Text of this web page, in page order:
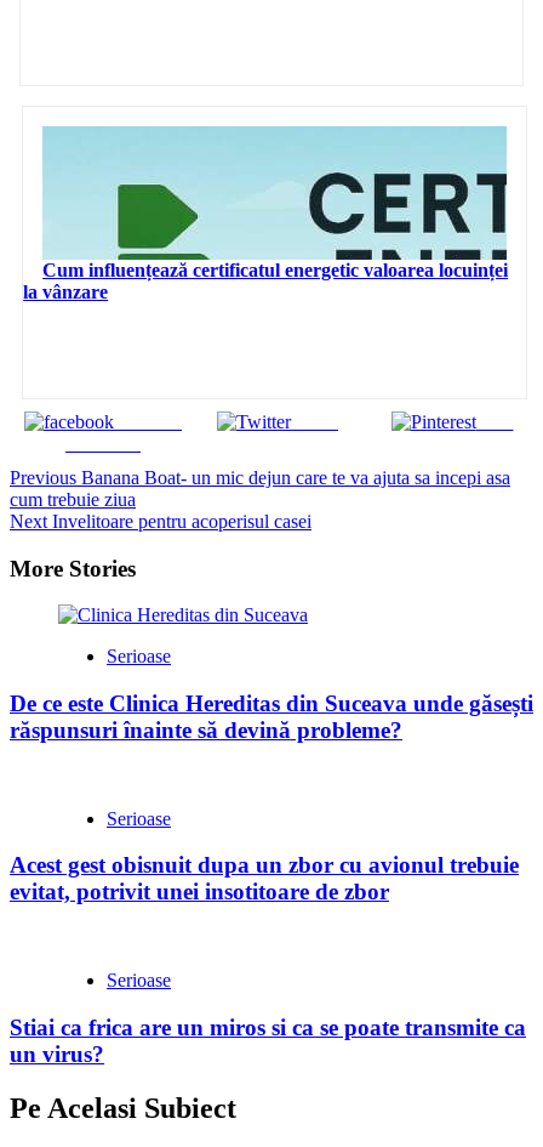
Cum influențează certificatul energetic valoarea locuinței
la vânzare
Tweet Save
Continue
Reading
Previous Banana Boat- un mic dejun care te va ajuta sa incepi asa
cum trebuie ziua
Next Invelitoare pentru acoperisul casei
More Stories
Serioase
De ce este Clinica Hereditas din Suceava unde găsești
răspunsuri înainte să devină probleme?
Serioase
Acest gest obisnuit dupa un zbor cu avionul trebuie
evitat, potrivit unei insotitoare de zbor
Serioase
Stiai ca frica are un miros si ca se poate transmite ca
un virus?
Pe Acelasi Subiect